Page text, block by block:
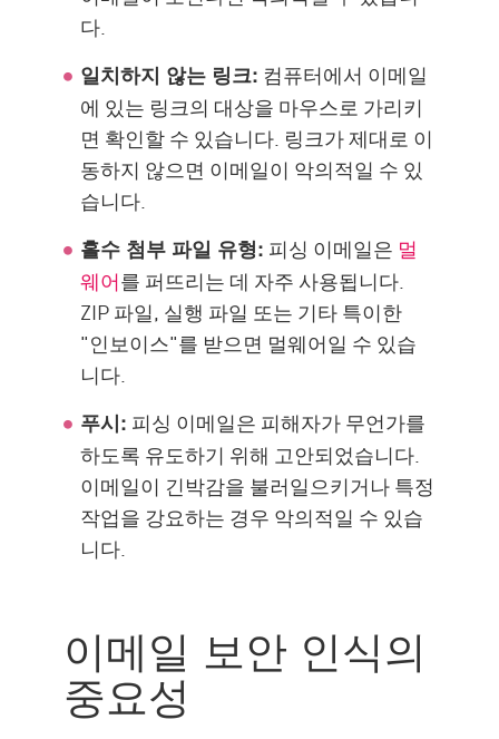
다.
일치하지 않는 링크: 컴퓨터에서 이메일
에 있는 링크의 대상을 마우스로 가리키
면 확인할 수 있습니다. 링크가 제대로 이
동하지 않으면 이메일이 악의적일 수 있
습니다.
홀수 첨부 파일 유형: 피싱 이메일은 멀
웨어를 퍼뜨리는 데 자주 사용됩니다.
ZIP 파일, 실행 파일 또는 기타 특이한
"인보이스"를 받으면 멀웨어일 수 있습
니다.
푸시: 피싱 이메일은 피해자가 무언가를
하도록 유도하기 위해 고안되었습니다.
이메일이 긴박감을 불러일으키거나 특정
작업을 강요하는 경우 악의적일 수 있습
니다.
이메일 보안 인식의
중요성